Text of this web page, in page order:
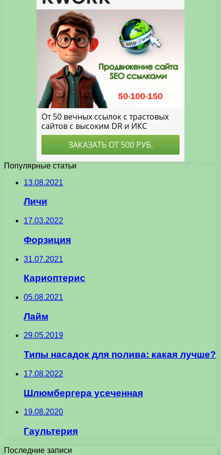
Популярные статьи
13.08.2021
Личи
17.03.2022
Форзиция
31.07.2021
Кариоптерис
05.08.2021
Лайм
29.05.2019
Типы насадок для полива: какая лучше?
17.08.2022
Шлюмбергера усеченная
19.08.2020
Гаультерия
Последние записи